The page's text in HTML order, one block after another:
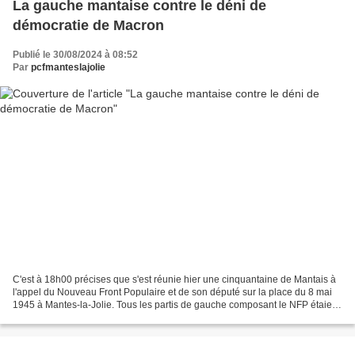
La gauche mantaise contre le déni de
démocratie de Macron
Publié le 30/08/2024 à 08:52
Par pcfmanteslajolie
C'est à 18h00 précises que s'est réunie hier une cinquantaine de Mantais à
l'appel du Nouveau Front Populaire et de son député sur la place du 8 mai
1945 à Mantes-la-Jolie. Tous les partis de gauche composant le NFP étaient